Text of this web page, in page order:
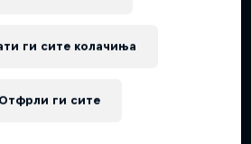
Отфрли ги сите
ги сите колачиња